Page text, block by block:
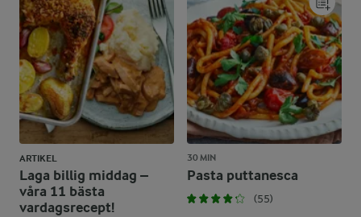
ARTIKEL
Laga billig middag –
våra 11 bästa
vardagsrecept!
30 MIN
Pasta puttanesca
(55)